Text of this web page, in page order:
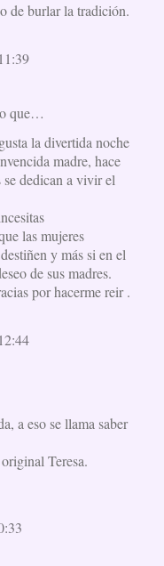
de burlar la tradición.
que…
la divertida noche
madre, hace
dedican a vivir el
las mujeres
y más si en el
de sus madres.
por hacerme reir .
a eso se llama saber
Teresa.